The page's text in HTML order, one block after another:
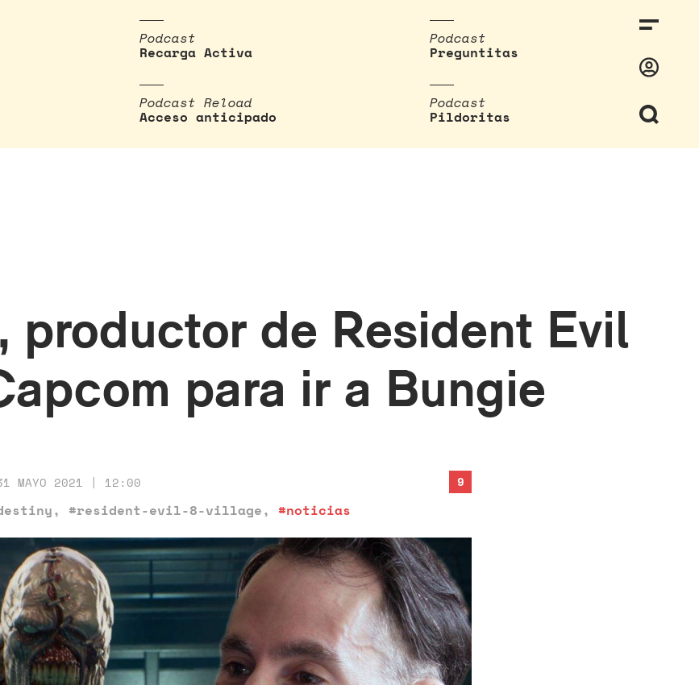
Podcast
Recarga Activa
Podcast
Preguntitas
Podcast Reload
Acceso anticipado
Podcast
Pildoritas
productor de Resident Evil
para ir a Bungie
MAYO 2021 | 12:00
, #resident-evil-8-village, #noticias
9